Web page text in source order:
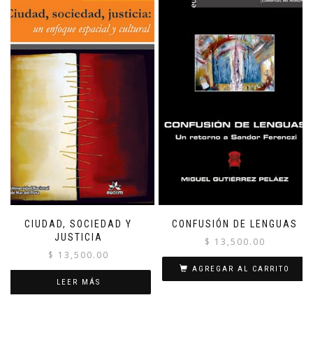
CIUDAD, SOCIEDAD Y
JUSTICIA
$ 13,500.00
LEER MÁS
CONFUSIÓN DE LENGUAS
$ 13,500.00
AGREGAR AL CARRITO